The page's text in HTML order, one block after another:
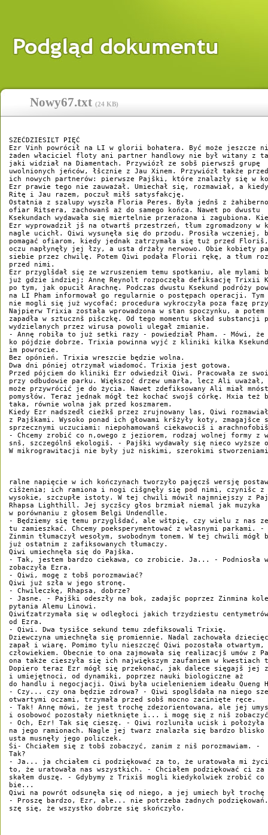
Nowy67.txt (24 KB)
SZEĆDZIESIĽT PIĘĆ
Ezr Vinh powrócił na LI w glorii bohatera. Być może jeszcze
żaden właciciel floty ani partner handlowy nie był witany z
jaki widział na Diamentach. Przywiózł ze sobš pierwszš grupę
uwolnionych jeńców, łšcznie z Jau Xinem. Przywiózł także
ich nowych partnerów: pierwsze Pajški, które znalazły się w
Ezr prawie tego nie zauważał. Umiechał się, rozmawiał, a
Ritę i Jau razem, poczuł miłš satysfakcję.
Ostatnia z szalupy wyszła Floria Peres. Była jednš z
ofiar Ritsera, zachowanš aż do samego końca. Nawet po dwustu
Ksekundach wydawała się miertelnie przerażona i zagubiona.
Ezr wyprowadził jš na otwartš przestrzeń, tłum zgromadzony
nagle ucichł. Qiwi wysunęła się do przodu. Prosiła wczeniej,
pomagać ofiarom, kiedy jednak zatrzymała się tuż przed
oczu napłynęły jej łzy, a usta drżały nerwowo. Obie kobiety
siebie przez chwilę. Potem Qiwi podała Florii rękę, a tłum
przed nimi.
Ezr przyglšdał się ze wzruszeniem temu spotkaniu, ale mylami
już gdzie indziej; Annę Reynolt rozpoczęła defiksację Trixii
po tym, jak opucił Arachnę. Podczas dwustu Ksekund podróży
na LI Pham informował go regularnie o postępach operacji.
nie mogli się już wycofać; procedura wykroczyła poza fazę
Najpierw Trixia została wprowadzona w stan spoczynku, a potem
zapadła w sztucznš pišczkę. Od tego momentu skład substancji
wydzielanych przez wirusa powoli ulegał zmianie.
- Annę robiła to już setki razy - powiedział Pham. - Mówi,
ko pójdzie dobrze. Trixia powinna wyjć z kliniki kilka
im powrocie.
Bez opónień. Trixia wreszcie będzie wolna.
Dwa dni póniej otrzymał wiadomoć. Trixia jest gotowa.
Przed pójciem do kliniki Ezr odwiedził Qiwi. Pracowała ze
przy odbudowie parku. Większoć drzew umarła, lecz Ali
może przywrócić je do życia. Nawet zdefiksowany Ali miał
pomysłów. Teraz jednak mógł też kochać swojš córkę. Hxia też
taka, równie wolna jak przed koszmarem.
Kiedy Ezr nadszedł cieżkš przez zrujnowany las, Qiwi
z Pajškami. Wysoko ponad ich głowami kršżyły koty,
sprzecznymi uczuciami: niepohamowanš ciekawociš i
- Chcemy zrobić co n,owego z jeziorem, rodzaj wolnej formy z
snš, szczególnš ekologiš. - Pajški wydawały się nieco wyższe
W mikrograwitacji nie były już niskimi, szerokimi
ralne napięcie w ich kończynach tworzyło pajęczš wersję
cišżenia; ich ramiona i nogi cišgnęły się pod nimi, czynišc
wysokie, szczupłe istoty. W tej chwili mówił najmniejszy z
Rhapsa Lighthill. Jej syczšcy głos brzmiał niemal jak muzyka
w porównaniu z głosem Belgi Undendlle.
- Będziemy się temu przyglšdać, ale wštpię, czy wielu z nas
tu zamieszkać. Chcemy poeksperymentować z własnymi parkami.
Zinmin tłumaczył wesołym, swobodnym tonem. W tej chwili mógł
już ostatnim z zafiksowanych tłumaczy.
Qiwi umiechnęła się do Pajška.
- Tak, jestem bardzo ciekawa, co zrobicie. Ja... - Podniosła
zobaczyła Ezra.
- Qiwi, mogę z tobš porozmawiać?
Qiwi już szła w jego stronę.
- Chwileczkę, Rhapsa, dobrze?
- Jasne. - Pajški odeszły na bok, zadajšc poprzez Zinmina
pytania Alemu Linowi.
Qiwiťzatrzymała się w odległoci jakich trzydziestu
od Ezra.
- Qiwi. Dwa tysišce sekund temu zdefiksowali Trixię.
Dziewczyna umiechnęła się promiennie. Nadal zachowała
zapał i wiarę. Pomimo tylu nieszczęć Qiwi pozostała otwartym,
człowiekiem. Obecnie to ona zajmowała się realizacjš umów z
ona także cieszyła się ich największym zaufaniem w kwestiach
Dopiero teraz Ezr mógł się przekonać, jak dalece sięgajš jej
i umiejętnoci, od dynamiki, poprzez nauki biologiczne aż
do handlu i negocjacji. Qiwi była ucielenieniem ideału Queng
- Czy... czy ona będzie zdrowa? - Qiwi spoglšdała na niego
otwartymi oczami, trzymała przed sobš mocno zacinięte ręce.
- Tak! Annę mówi, że jest trochę zdezorientowana, ale jej
i osobowoć pozostały nietknięte i... i mogę się z niš
- Och, Ezr! Tak się cieszę. - Qiwi rozluniła ucisk i położyła
na jego ramionach. Nagle jej twarz znalazła się bardzo
usta musnęły jego policzek.
Śi- Chciałem się z tobš zobaczyć, zanim z niš porozmawiam. -
Tak?
- Ja... ja chciałem ci podziękować za to, że uratowała mi
to, że uratowała nas wszystkich. - Chciałem podziękować ci
skałem duszę. - Gdybymy z Trixiš mogli kiedykolwiek zrobić
bie...
Qiwi na powrót odsunęła się od niego, a jej umiech był
- Proszę bardzo, Ezr, ale... nie potrzeba żadnych
szę się, że wszystko dobrze się skończyło.